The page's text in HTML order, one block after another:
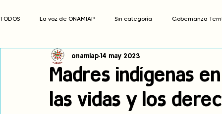
TODOS La voz de ONAMIAP Sin categoría Gobernanza
Cambio climático Navegador indígena
Pronunciamientos Observatorio de consulta previa
Madres indígenas
las vidas y los
onamiap 14 may 2023